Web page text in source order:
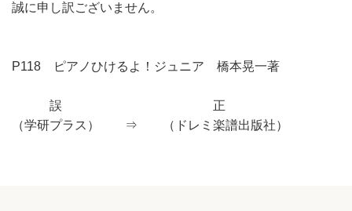
誠に申し訳ございません。
P118 ピアノひけるよ！ジュニア 橋本晃一著
誤 正
（学研プラス） ⇒ （ドレミ楽譜出版社）